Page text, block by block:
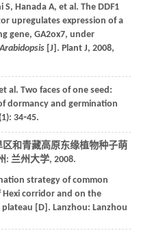
S, Hanada A, et al. The DDF1
upregulates expression of a
gene, GA2ox7, under
[J]. Plant J, 2008,
al. Two faces of one seed:
dormancy and germination
34⁃45.
和青藏高原东缘植物种子萌
: 兰州大学, 2008.
strategy of common
Hexi corridor and on the
[D]. Lanzhou: Lanzhou